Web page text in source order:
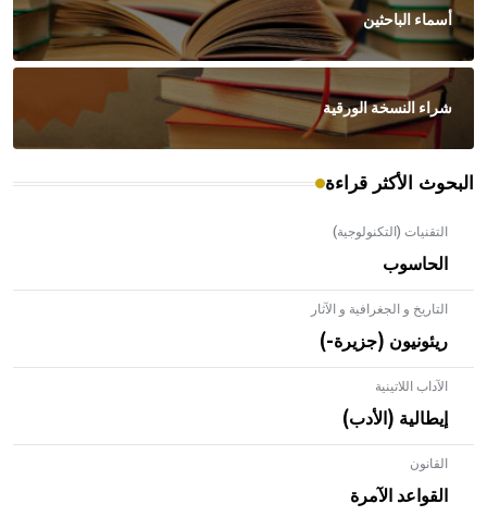
أسماء الباحثين
شراء النسخة الورقية
البحوث الأكثر قراءة
التقنيات (التكنولوجية)
الحاسوب
التاريخ و الجغرافية و الآثار
ريئونيون (جزيرة-)
الآداب اللاتينية
إيطالية (الأدب)
القانون
القواعد الآمرة
- هل تعلم أن الأبلق نوع من الفنون الهندسية التي ارتبطت
بالعمارة الإسلامية في بلاد الشام ومصر خاصة، حيث يحرص
المعمار على بناء مداميكه وخاصة في الواجهات